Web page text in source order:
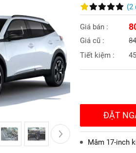
(2
Giá bán :
Giá cũ :
Tiết kiệm :
ĐẶT
Mâm 17-inch